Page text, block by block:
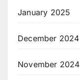
January 2025
December 2024
November 2024